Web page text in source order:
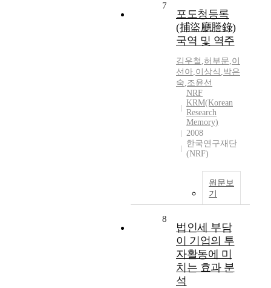
7
포도청등록
(捕盜廳謄錄)
국역 및 역주
김우철 ,허부문,이
선아,이상식 ,박은
숙,조윤선
NRF
KRM(Korean
Research
Memory)
2008
한국연구재단
(NRF)
원문보
기
8
법인세 부담
이 기업의 투
자활동에 미
치는 효과 분
석